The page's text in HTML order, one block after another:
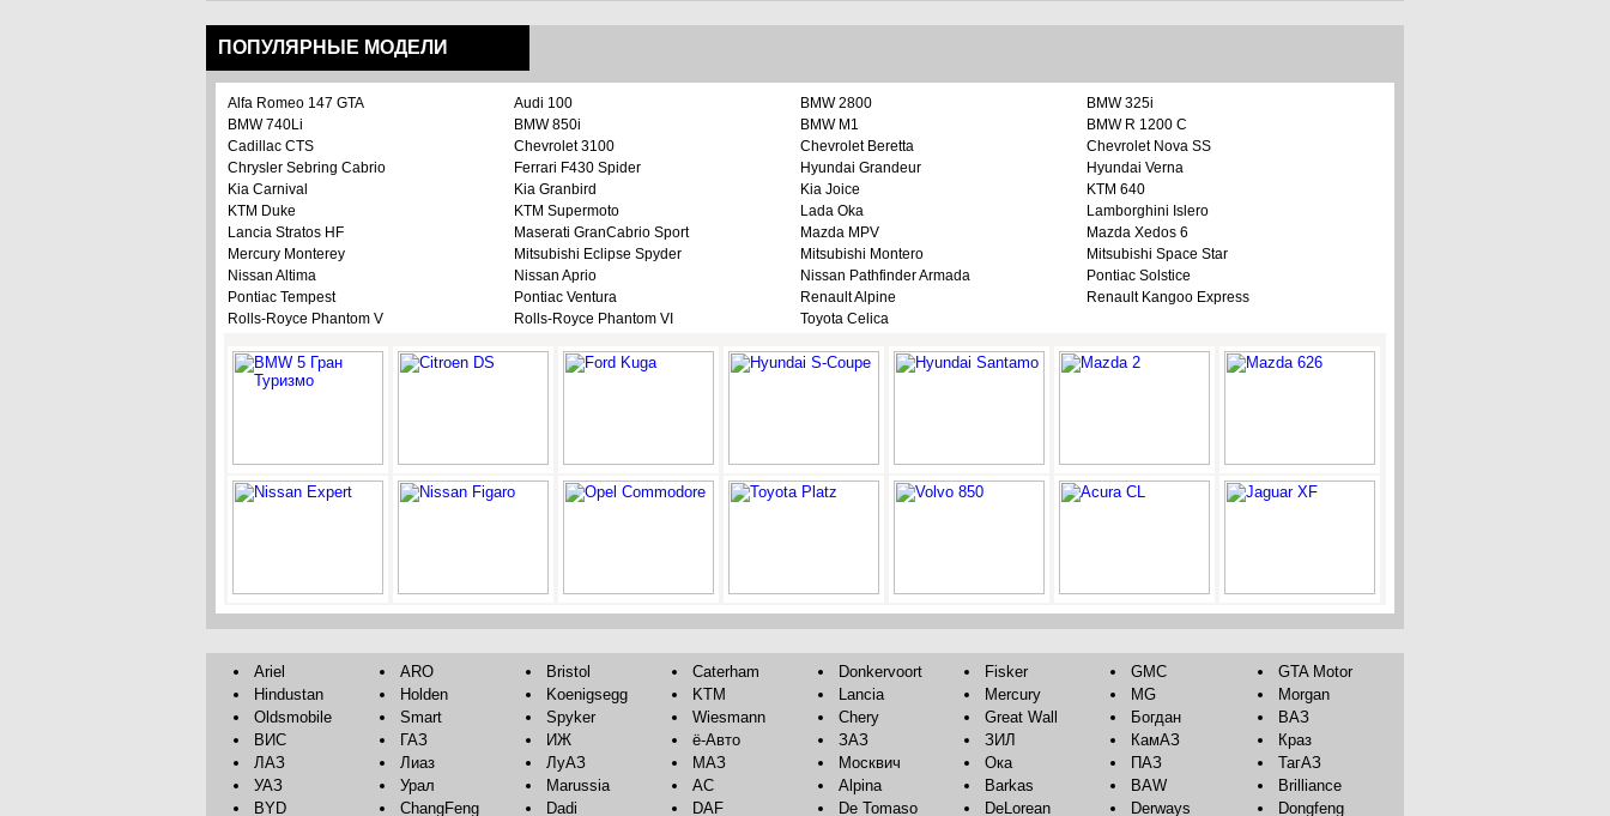
ПОПУЛЯРНЫЕ МОДЕЛИ
Alfa Romeo 147 GTA Audi 100 BMW 2800
BMW 325i
BMW 740Li
BMW 850i BMW M1
BMW R 1200 C
Cadillac CTS
Chevrolet 3100 Chevrolet Beretta
Chevrolet Nova SS
Chrysler Sebring Cabrio
Ferrari F430 Spider Hyundai Grandeur
Hyundai Verna
Kia Carnival
Kia Granbird Kia Joice
KTM 640
KTM Duke
KTM Supermoto Lada Oka
Lamborghini Islero
Lancia Stratos HF
Maserati GranCabrio Sport Mazda MPV
Mazda Xedos 6
Mercury Monterey
Mitsubishi Eclipse Spyder Mitsubishi Montero
Mitsubishi Space Star
Nissan Altima
Nissan Aprio Nissan Pathfinder Armada
Pontiac Solstice
Pontiac Tempest
Pontiac Ventura Renault Alpine
Renault Kangoo Express
Rolls-Royce Phantom V
Rolls-Royce Phantom VI Toyota Celica
Ariel ARO Bristol Caterham Donkervoort Fisker GMC
GTA Motor
Hindustan
Holden Koenigsegg KTM Lancia Mercury MG
Morgan
Oldsmobile
Smart Spyker Wiesmann Chery Great Wall Богдан
ВАЗ
ВИС
ГАЗ ИЖ ё-Авто ЗАЗ ЗИЛ КамАЗ
Краз
ЛАЗ
Лиаз ЛуАЗ МАЗ Москвич Ока ПАЗ
ТагАЗ
УАЗ
Урал Marussia AC Alpina Barkas BAW
Brilliance
BYD
ChangFeng Dadi DAF De Tomaso DeLorean Derways Dongfeng